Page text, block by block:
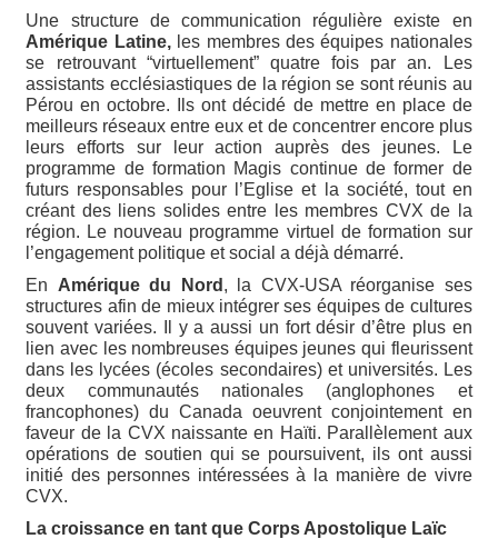
Une structure de communication régulière existe en
Amérique Latine,les membres des équipes nationales
se retrouvant “virtuellement” quatre fois par an. Les
assistants ecclésiastiques de la région se sont réunis au
Pérou en octobre. Ils ont décidé de mettre en place de
meilleurs réseaux entre eux et de concentrer encore plus
leurs efforts sur leur action auprès des jeunes. Le
programme de formation Magis continue de former de
futurs responsables pour l’Eglise et la société, tout en
créant des liens solides entre les membres CVX de la
région. Le nouveau programme virtuel de formation sur
l’engagement politique et social a déjà démarré.
En Amérique du Nord , la CVX-USA réorganise ses
structures afin de mieux intégrer ses équipes de cultures
souvent variées. Il y a aussi un fort désir d’être plus en
lien avec les nombreuses équipes jeunes qui fleurissent
dans les lycées (écoles secondaires) et universités. Les
deux communautés nationales (anglophones et
francophones) du Canada oeuvrent conjointement en
faveur de la CVX naissante en Haïti. Parallèlement aux
opérations de soutien qui se poursuivent, ils ont aussi
initié des personnes intéressées à la manière de vivre
CVX.
La croissance en tant que Corps Apostolique Laïc